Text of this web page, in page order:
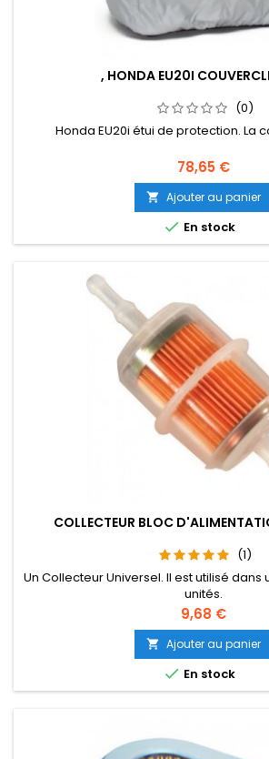
, HONDA EU20I
(0)
Honda EU20i étui de protection. La
Prix
78,65 €
 Ajouter au panier
 En stock
COLLECTEUR BLOC
(1)
Un Collecteur Universel. Il est utilisé dans
unités.
Prix
9,68 €
 Ajouter au panier
 En stock